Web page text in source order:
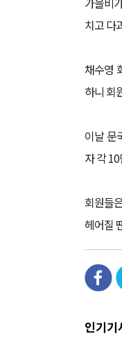
치고 다
채수영
하니 회
이날 문
자 각
회원들
헤어질
인기기